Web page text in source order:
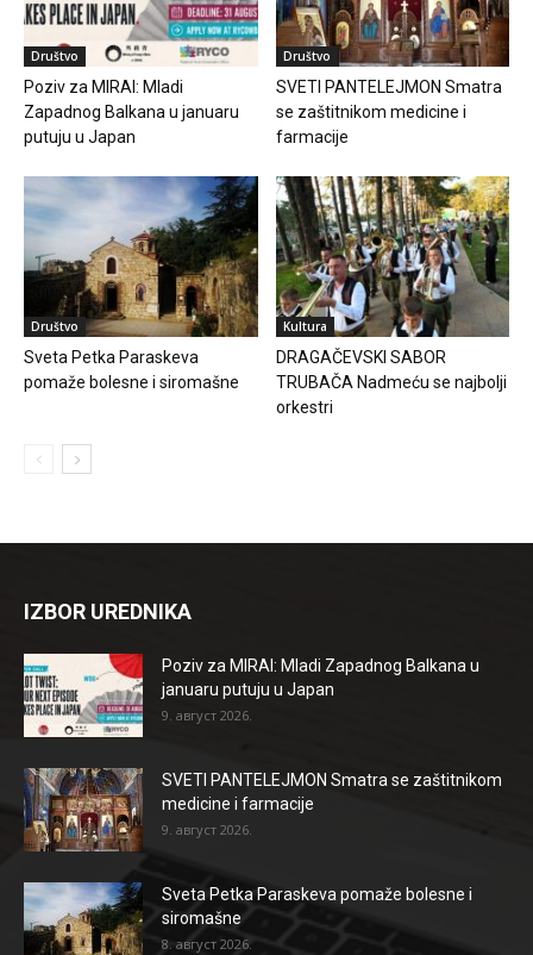
Društvo
Poziv za MIRAI: Mladi
Zapadnog Balkana u januaru
putuju u Japan
Društvo
SVETI PANTELEJMON Smatra
se zaštitnikom medicine i
farmacije
Društvo
Sveta Petka Paraskeva
pomaže bolesne i siromašne
Kultura
DRAGAČEVSKI SABOR
TRUBAČA Nadmeću se najbolji
orkestri
IZBOR UREDNIKA
Poziv za MIRAI: Mladi Zapadnog Balkana u
januaru putuju u Japan
9. август 2026.
SVETI PANTELEJMON Smatra se zaštitnikom
medicine i farmacije
9. август 2026.
Sveta Petka Paraskeva pomaže bolesne i
siromašne
8. август 2026.